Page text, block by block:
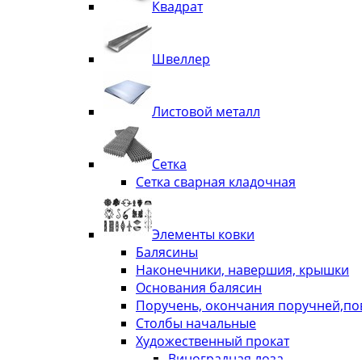
Квадрат
Швеллер
Листовой металл
Сетка
Сетка сварная кладочная
Элементы ковки
Балясины
Наконечники, навершия, крышки
Основания балясин
Поручень, окончания
Столбы начальные
Художественный прокат